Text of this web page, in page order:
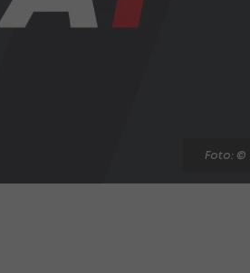
Foto: ©